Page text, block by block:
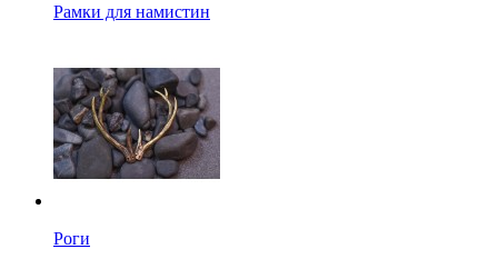
Рамки для намистин
Роги